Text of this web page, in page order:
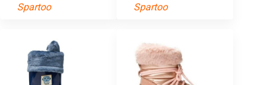
Spartoo Spartoo